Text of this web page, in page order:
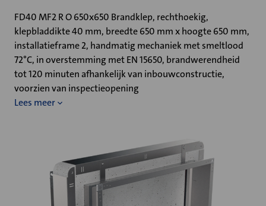
FD40 MF2 R O 650x650 Brandklep, rechthoekig,
klepbladdikte 40 mm, breedte 650 mm x hoogte 650 mm,
installatieframe 2, handmatig mechaniek met smeltlood
72°C, in overstemming met EN 15650, brandwerendheid
tot 120 minuten afhankelijk van inbouwconstructie,
voorzien van inspectieopening
Lees meer